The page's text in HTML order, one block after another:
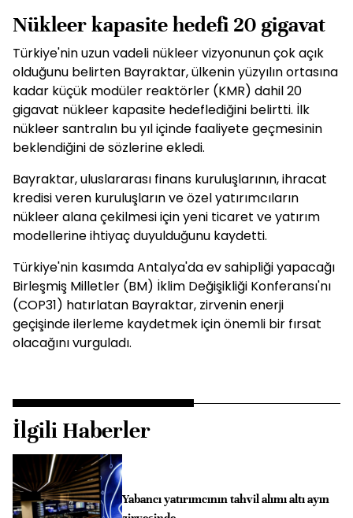
Nükleer kapasite hedefi 20 gigavat
Türkiye'nin uzun vadeli nükleer vizyonunun çok açık
olduğunu belirten Bayraktar, ülkenin yüzyılın ortasına
kadar küçük modüler reaktörler (KMR) dahil 20
gigavat nükleer kapasite hedeflediğini belirtti. İlk
nükleer santralın bu yıl içinde faaliyete geçmesinin
beklendiğini de sözlerine ekledi.
Bayraktar, uluslararası finans kuruluşlarının, ihracat
kredisi veren kuruluşların ve özel yatırımcıların
nükleer alana çekilmesi için yeni ticaret ve yatırım
modellerine ihtiyaç duyulduğunu kaydetti.
Türkiye'nin kasımda Antalya'da ev sahipliği yapacağı
Birleşmiş Milletler (BM) İklim Değişikliği Konferansı'nı
(COP31) hatırlatan Bayraktar, zirvenin enerji
geçişinde ilerleme kaydetmek için önemli bir fırsat
olacağını vurguladı.
İlgili Haberler
Yabancı yatırımcının tahvil alımı altı ayın